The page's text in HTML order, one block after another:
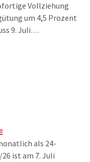
Vollziehung
um 4,5 Prozent
9. Juli…
als 24-
ist am 7. Juli